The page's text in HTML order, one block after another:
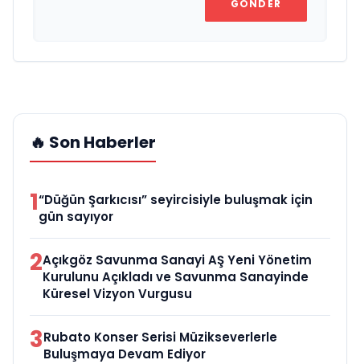
GÖNDER
🔥 Son Haberler
1“Düğün Şarkıcısı” seyircisiyle buluşmak için
gün sayıyor
2Açıkgöz Savunma Sanayi AŞ Yeni Yönetim
Kurulunu Açıkladı ve Savunma Sanayinde
Küresel Vizyon Vurgusu
3Rubato Konser Serisi Müzikseverlerle
Buluşmaya Devam Ediyor